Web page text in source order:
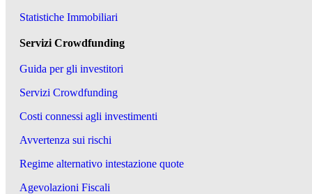
Statistiche Immobiliari
Servizi Crowdfunding
Guida per gli investitori
Servizi Crowdfunding
Costi connessi agli investimenti
Avvertenza sui rischi
Regime alternativo intestazione quote
Agevolazioni Fiscali